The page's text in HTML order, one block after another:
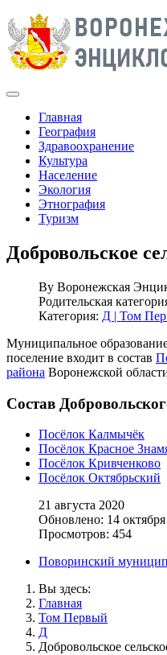
Главная
География
Здравоохранение
Культура
Население
Экология
Этнография
Туризм
Добровольское
By Воронежская
Родительская
Категория: Д | Том
Муниципальное
поселение входит в состав
района Воронежской
Состав
Посёлок Калмычёк
Посёлок Красное
Посёлок Кривченково
Посёлок Октябрьский
21 августа 2020
Обновлено: 14
Просмотров: 454
Поворинский
Вы здесь:
Главная
Том Первый
Д
Добровольское